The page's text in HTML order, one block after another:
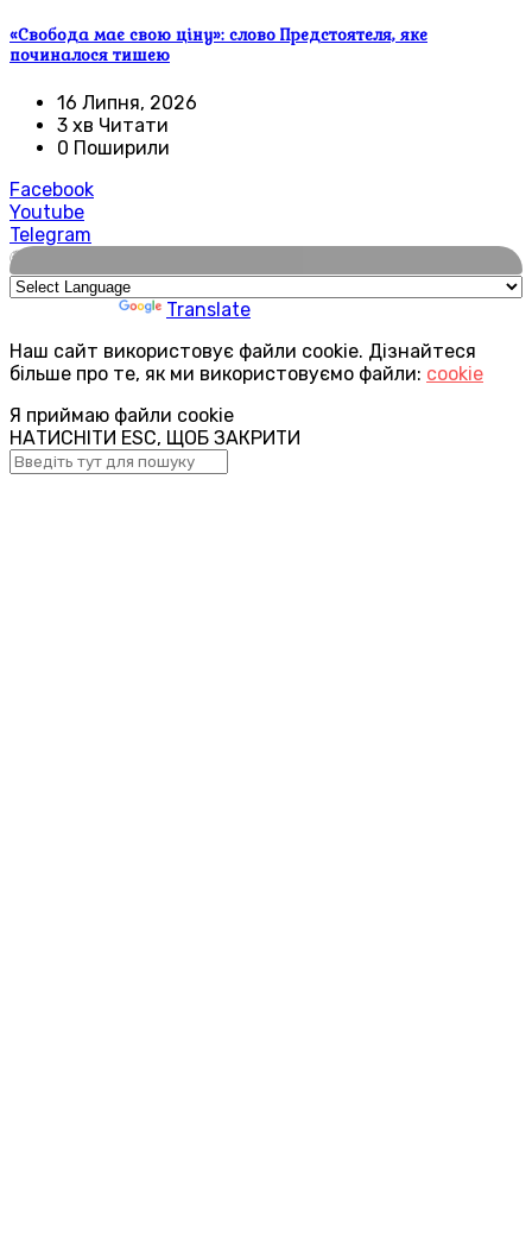
«Свобода має свою ціну»: слово Предстоятеля, яке
починалося тишею
16 Липня, 2026
3 хв Читати
0 Поширили
Facebook
Youtube
Telegram
🌍
Translate
Наш сайт використовує файли cookie. Дізнайтеся
більше про те, як ми використовуємо файли: cookie
Я приймаю файли cookie
НАТИСНІТИ ESC, ЩОБ ЗАКРИТИ